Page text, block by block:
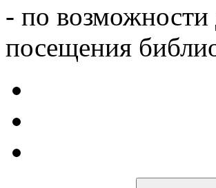
- по возможности
посещения